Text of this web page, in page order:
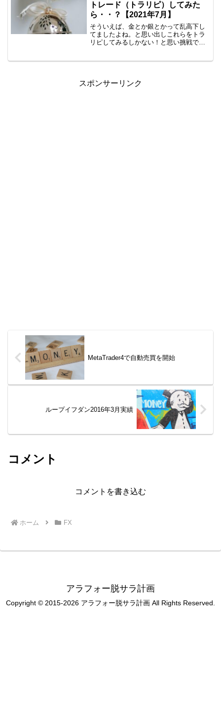
トレード（トラリピ）してみた
ら・・？【2021年7月】
そういえば、金とか銀とかって乱高下し
てましたよね。と思い出しこれらをトラ
リピしてみるしかない！と思い挑戦で
スポンサーリンク
MetaTrader4で自動売買を開始
ループイフダン2016年3月実績
コメント
コメントを書き込む
ホーム FX
アラフォー脱サラ計画
Copyright © 2015-2026 アラフォー脱サラ計画 All Rights Reserved.